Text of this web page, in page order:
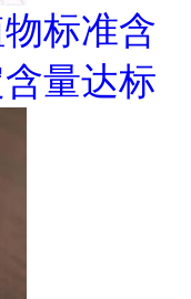
标准含
量达标